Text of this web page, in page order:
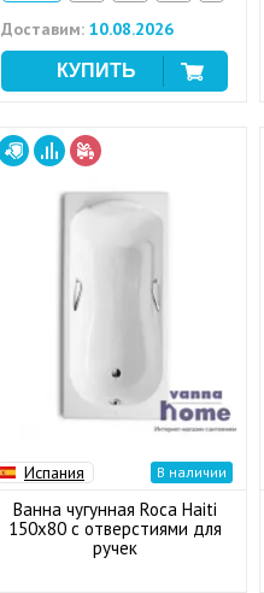
Доставим: 10.08.2026
Испания В наличии
Ванна чугунная Roca Haiti
150х80 с отверстиями для
ручек